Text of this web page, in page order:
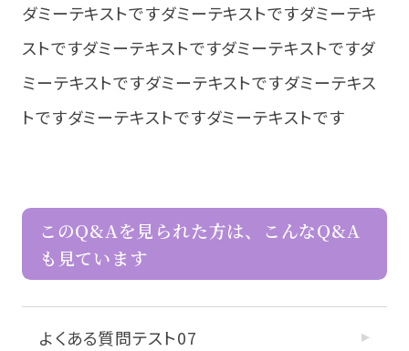
ダミーテキストですダミーテキストですダミーテキ
ストですダミーテキストですダミーテキストですダ
ミーテキストですダミーテキストですダミーテキス
トですダミーテキストですダミーテキストです
このQ&Aを見られた方は、こんなQ&A
も見ています
よくある質問テスト07